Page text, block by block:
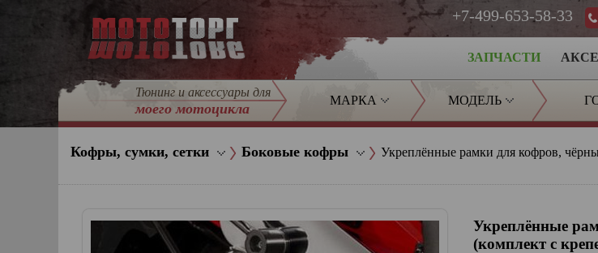
+7-499-653-58-33
ЗАПЧАСТИ
Тюнинг и аксессуары для
моего мотоцикла
МАРКА МОДЕЛЬ
Кофры, сумки, сетки Боковые кофры Укреплённые рамки для кофров,
Укреплённые
(комплект с